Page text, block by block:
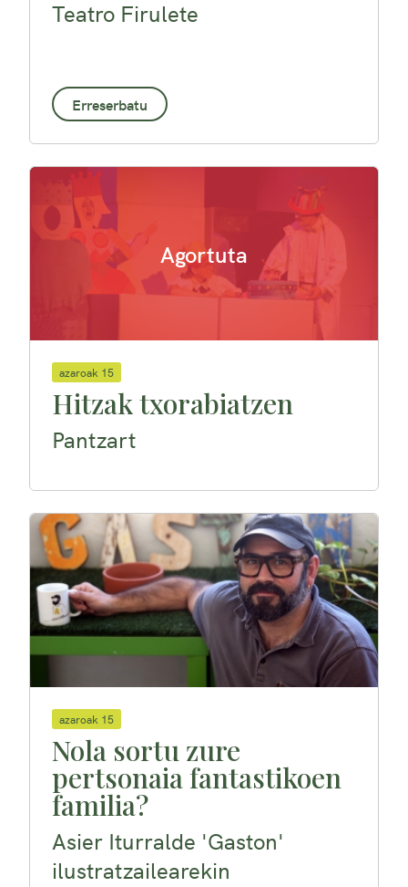
Teatro Firulete
Erreserbatu
Agortuta
azaroak 15
Hitzak txorabiatzen
Pantzart
azaroak 15
Nola sortu zure
pertsonaia fantastikoen
familia?
Asier Iturralde 'Gaston'
ilustratzailearekin